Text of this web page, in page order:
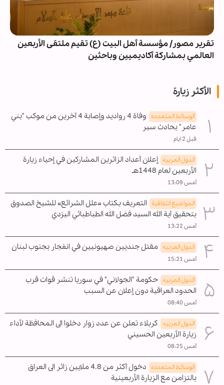
تقرير مصور/ مؤسسة أهل البيت (ع) تقيم ملتقى الأربعين
العالمي بمشاركة أكاديميين وباحثين
الأكثر زيارة
الوسائط المتعدده
وفاة 4 رواديد وإصابة 4 آخرين من موكب "بني
عامر" بحادث سير
قبل 2 ايام
الدول العربیه إعلان أعداد الزائرين المشاركين في إحياء زيارة
الأربعين لعام 1448هـ
أمس 13:09
المواضیع الثقافية التعريف بكتاب «علل الشرائع» للشيخ الصدوق
بتحقيق آية الله السيد فضل الله الطباطبائي اليزدي
أمس 13:22
الدول العربیه مقتل جنديين صهيونيين في انفجار بجنوب لبنان
أمس 15:21
الدول العربیه حكومة "الجولاني" في سوريا تنشر قوات قرب
الحدود العراقية دون إعلان عن السبب
أمس 08:40
الدول العربیه كربلاء تعلن عن عدد زوار دخلوا الى المحافظة لأداء
زيارة الأربعين الحسيني
أمس 08:25
الوسائط المتعدده
دخول أكثر من 4.8 ملايين زائر الى العراق
بالتزامن مع الزيارة الأربعينية